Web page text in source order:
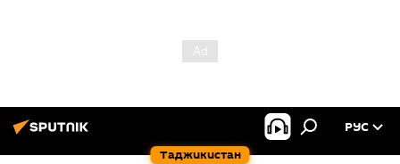
Таджикистан
РУС